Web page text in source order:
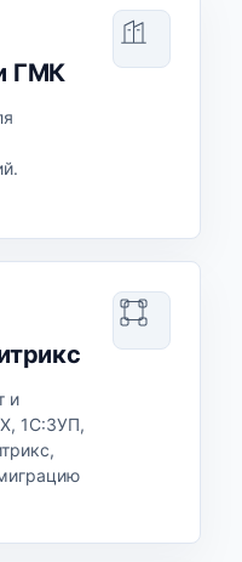
ГМК
и
1С:ЗУП,